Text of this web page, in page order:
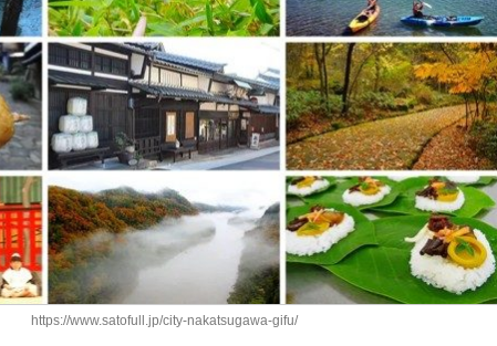
https://www.satofull.jp/city-nakatsugawa-gifu/